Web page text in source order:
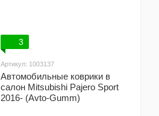
3
Артикул: 1003137
Автомобильные коврики в
салон Mitsubishi Pajero Sport
2016- (Avto-Gumm)